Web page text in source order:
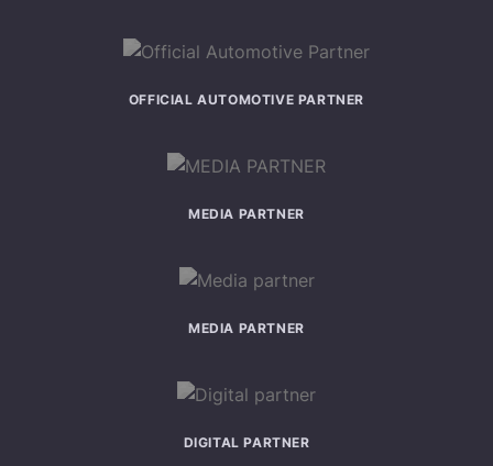
OFFICIAL AUTOMOTIVE PARTNER
MEDIA PARTNER
MEDIA PARTNER
DIGITAL PARTNER